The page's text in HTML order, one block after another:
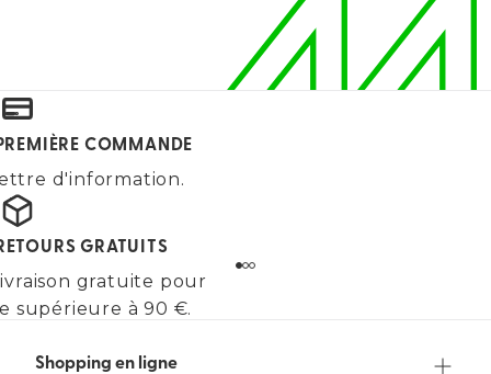
COMMANDE
d'information.
GRATUITS
gratuite pour
supérieure à 90 €.
Shopping en ligne